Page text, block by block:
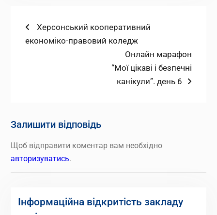
Навігація
записів
Попередній
запис:
Херсонський кооперативний
економіко-правовий коледж
Наступний
запис:
Онлайн марафон
“Мої цікаві і безпечні
канікули”. день 6
Залишити відповідь
Щоб відправити коментар вам необхідно
авторизуватись.
Інформаційна відкритість закладу